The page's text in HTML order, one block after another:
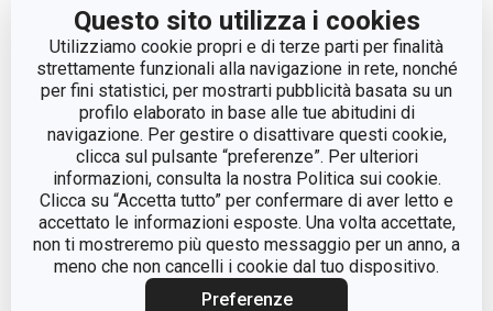
Questo sito utilizza i cookies
Utilizziamo cookie propri e di terze parti per finalità
strettamente funzionali alla navigazione in rete, nonché
per fini statistici, per mostrarti pubblicità basata su un
profilo elaborato in base alle tue abitudini di
navigazione. Per gestire o disattivare questi cookie,
clicca sul pulsante “preferenze”. Per ulteriori
informazioni, consulta la nostra Politica sui cookie.
Clicca su “Accetta tutto” per confermare di aver letto e
accettato le informazioni esposte. Una volta accettate,
non ti mostreremo più questo messaggio per un anno, a
meno che non cancelli i cookie dal tuo dispositivo.
Preferenze
TIPO grattugia
COLORE Bianco
LAVAGGIO IN
LAVASTOVIGLIE
Sì
EAN 8595028440133
DURATA DELLA GARANZIA
(IN ANNI)